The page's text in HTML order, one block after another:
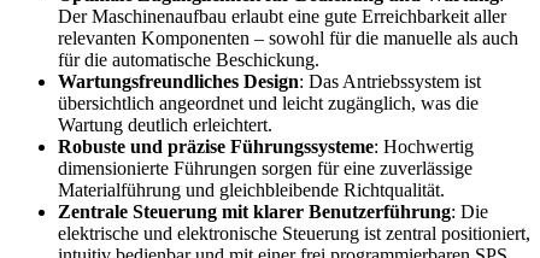
Der Maschinenaufbau erlaubt eine gute Erreichbarkeit aller
relevanten Komponenten – sowohl für die manuelle als auch
für die automatische Beschickung.
Wartungsfreundliches Design: Das Antriebssystem ist
übersichtlich angeordnet und leicht zugänglich, was die
Wartung deutlich erleichtert.
Robuste und präzise Führungssysteme: Hochwertig
dimensionierte Führungen sorgen für eine zuverlässige
Materialführung und gleichbleibende Richtqualität.
Zentrale Steuerung mit klarer Benutzerführung: Die
elektrische und elektronische Steuerung ist zentral positioniert,